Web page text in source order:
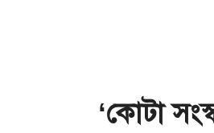
‘কোটা